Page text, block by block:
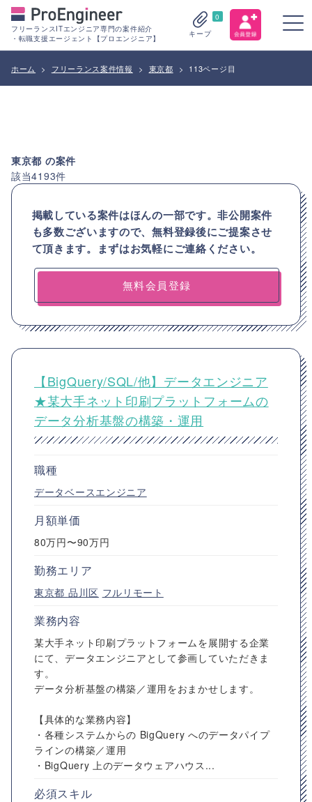
フリーランスITエンジニア専門の案件紹介
・転職支援エージェント【プロエンジニア】
0
キープ
ホーム > フリーランス案件情報 > 東京都 > 113ページ目
東京都 の案件
該当4193件
掲載している案件はほんの一部です。非公開案件
も多数ございますので、無料登録後にご提案させ
て頂きます。まずはお気軽にご連絡ください。
無料会員登録
【BigQuery/SQL/他】データエンジニア
★某大手ネット印刷プラットフォームの
データ分析基盤の構築・運用
職種
データベースエンジニア
月額単価
80万円〜90万円
勤務エリア
東京都 品川区 フルリモート
業務内容
某大手ネット印刷プラットフォームを展開する企業
にて、データエンジニアとして参画していただきま
す。
データ分析基盤の構築／運用をおまかせします。
【具体的な業務内容】
・各種システムからの BigQuery へのデータパイプ
ラインの構築／運用
・BigQuery 上のデータウェアハウス...
必須スキル